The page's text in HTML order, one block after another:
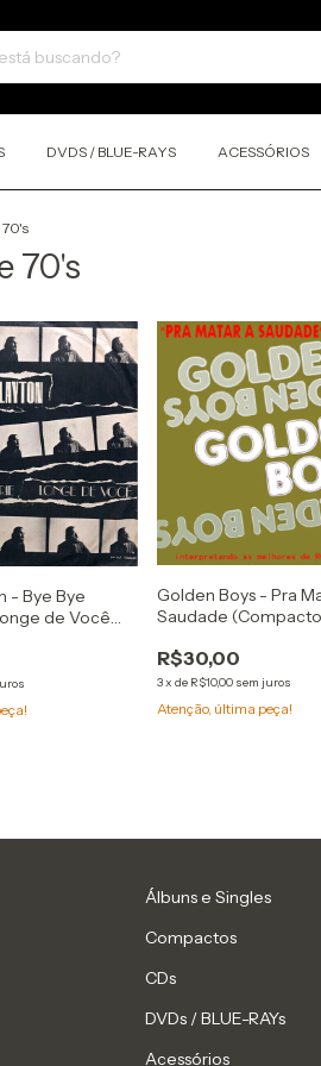
DVDS / BLUE-RAYS ACESSÓRIOS
70's
70's
- Bye Bye
de Você
Golden Boys - Pra
Saudade
R$30,00
3x de R$10,00 sem juros
Atenção, última peça!
Álbuns e Singles
Compactos
CDs
DVDs / BLUE-RAYs
Acessórios